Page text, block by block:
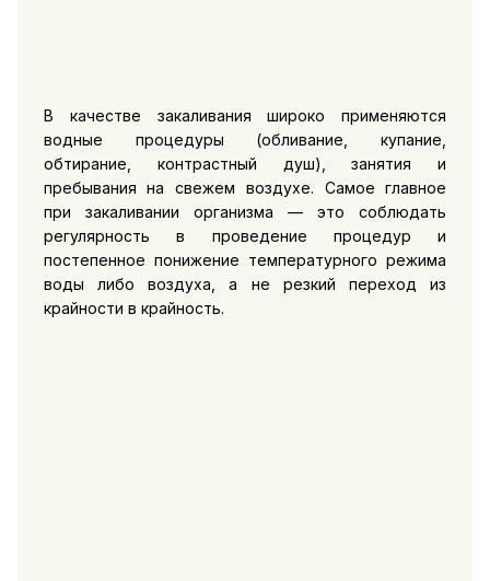
В качестве закаливания широко применяются
водные процедуры (обливание, купание,
обтирание, контрастный душ), занятия и
пребывания на свежем воздухе. Самое главное
при закаливании организма — это соблюдать
регулярность в проведение процедур и
постепенное понижение температурного режима
воды либо воздуха, а не резкий переход из
крайности в крайность.